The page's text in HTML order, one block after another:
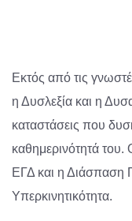
Εκτός από τις
η Δυσλεξία και η
καταστάσεις που
καθημερινότητά του.
ΕΓΔ και η Διάσπαση
Υπερκινητικότητα.